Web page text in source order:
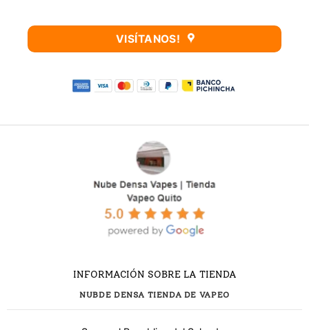
INFORMACIÓN SOBRE LA TIENDA
NUBDE DENSA TIENDA DE VAPEO
VISÍTANOS!